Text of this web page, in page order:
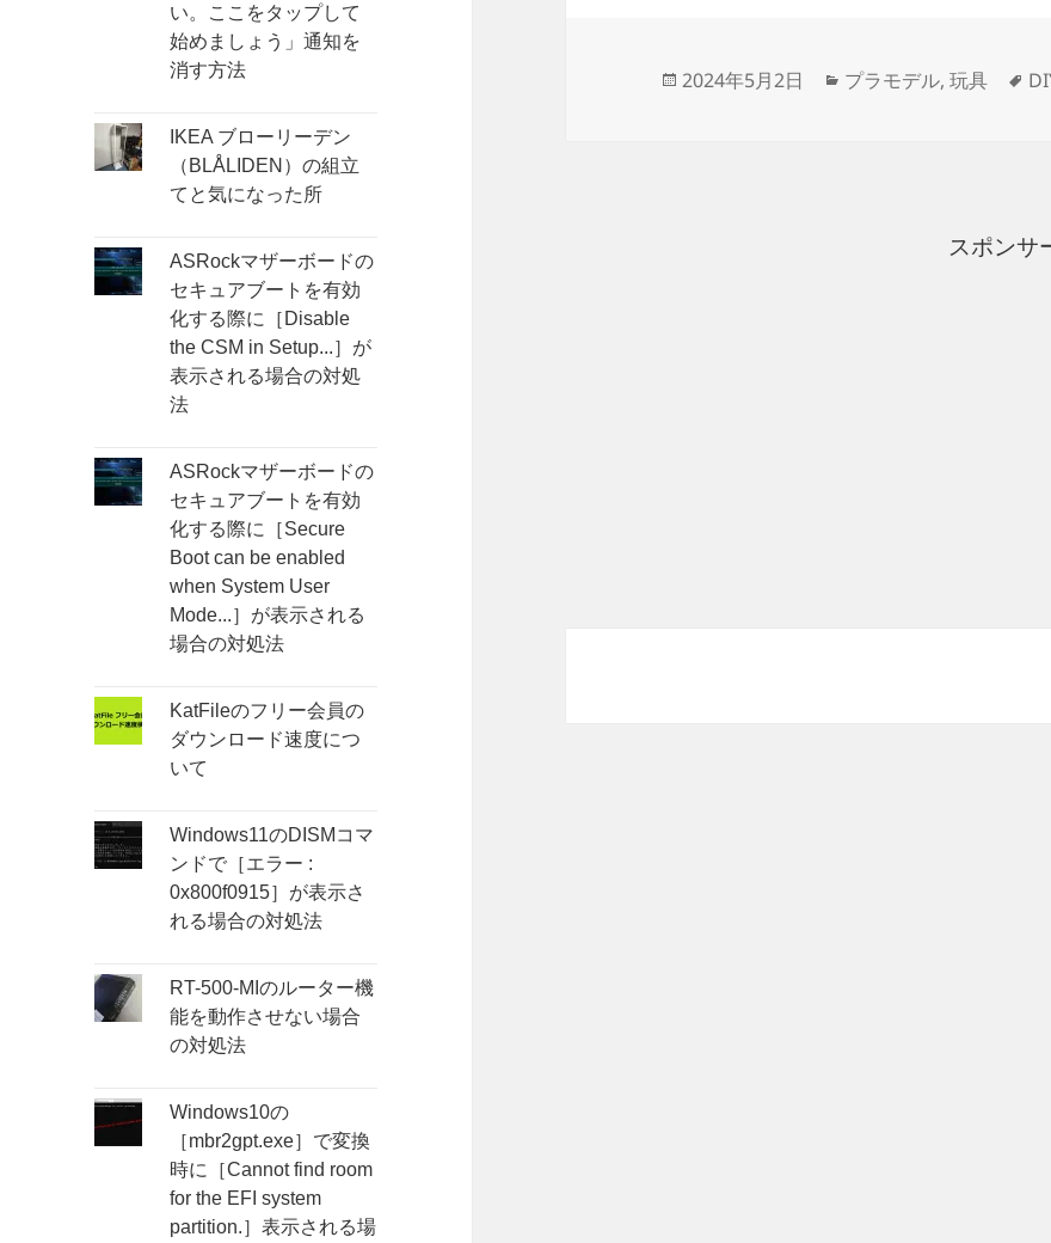
い。ここをタップして
始めましょう」通知を
消す方法
IKEA ブローリーデン
（BLÅLIDEN）の組立
てと気になった所
ASRockマザーボードの
セキュアブートを有効
化する際に［Disable
the CSM in Setup...］が
表示される場合の対処
法
ASRockマザーボードの
セキュアブートを有効
化する際に［Secure
Boot can be enabled
when System User
Mode...］が表示される
場合の対処法
KatFileのフリー会員の
ダウンロード速度につ
いて
Windows11のDISMコマ
ンドで［エラー :
0x800f0915］が表示さ
れる場合の対処法
RT-500-MIのルーター機
能を動作させない場合
の対処法
Windows10の
［mbr2gpt.exe］で変換
時に［Cannot find room
for the EFI system
partition.］表示される場
投
2024年5月2日
カ
プラモデル,玩具
タ
スポンサ